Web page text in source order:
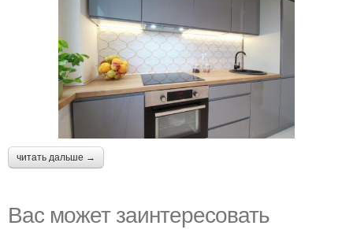
читать дальше →
Вас может заинтересовать